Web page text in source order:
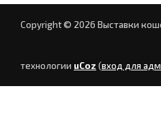
Copyright © 2026 Выставки
технологии uCoz (вход для